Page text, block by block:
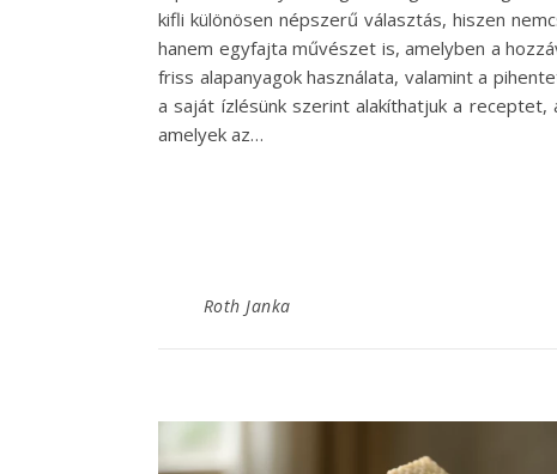
kifli különösen népszerű választás, hiszen
hanem egyfajta művészet is, amelyben a
friss alapanyagok használata, valamint a
a saját ízlésünk szerint alakíthatjuk a
amelyek az…
Roth Janka